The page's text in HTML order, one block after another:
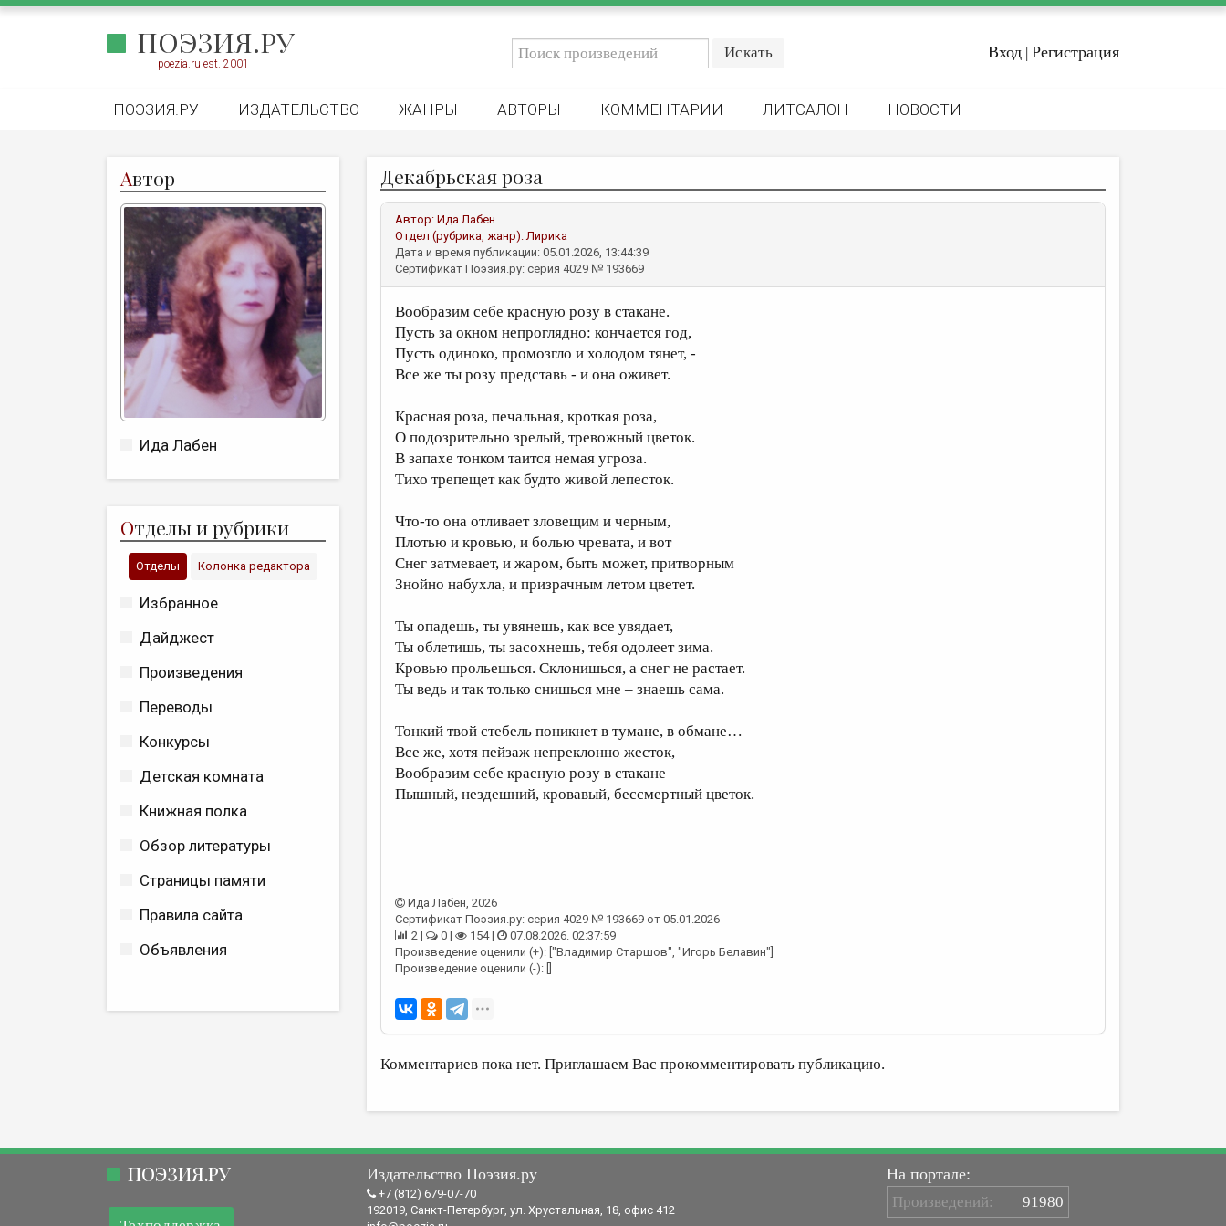
ПОЭЗИЯ.РУ
poezia.ru est. 2001
Вход | Регистрация
ПОЭЗИЯ.РУ ИЗДАТЕЛЬСТВО ЖАНРЫ АВТОРЫ КОММЕНТАРИИ ЛИТСАЛОН НОВОСТИ
Автор
Ида Лабен
Отделы и рубрики
Отделы Колонка редактора
Избранное
Дайджест
Произведения
Переводы
Конкурсы
Детская комната
Книжная полка
Обзор литературы
Страницы памяти
Правила сайта
Объявления
Декабрьская роза
Автор: Ида Лабен
Отдел (рубрика, жанр):Лирика
Дата и время публикации: 05.01.2026, 13:44:39
Сертификат Поэзия.ру: серия 4029 № 193669
Вообразим себе красную розу в стакане.
Пусть за окном непроглядно: кончается год,
Пусть одиноко, промозгло и холодом тянет, -
Все же ты розу представь - и она оживет.
Красная роза, печальная, кроткая роза,
О подозрительно зрелый, тревожный цветок.
В запахе тонком таится немая угроза.
Тихо трепещет как будто живой лепесток.
Что-то она отливает зловещим и черным,
Плотью и кровью, и болью чревата, и вот
Снег затмевает, и жаром, быть может, притворным
Знойно набухла, и призрачным летом цветет.
Ты опадешь, ты увянешь, как все увядает,
Ты облетишь, ты засохнешь, тебя одолеет зима.
Кровью прольешься. Склонишься, а снег не растает.
Ты ведь и так только снишься мне – знаешь сама.
Тонкий твой стебель поникнет в тумане, в обмане…
Все же, хотя пейзаж непреклонно жесток,
Вообразим себе красную розу в стакане –
Пышный, нездешний, кровавый, бессмертный цветок.
Ида Лабен, 2026
Сертификат Поэзия.ру: серия 4029 № 193669 от 05.01.2026
2 |
0 | 154 |
07.08.2026. 02:37:59
Произведение оценили (+): ["Владимир Старшов", "Игорь Белавин"]
Произведение оценили (-): []
Комментариев пока нет. Приглашаем Вас прокомментировать публикацию.
ПОЭЗИЯ.РУ Издательство Поэзия.ру
+7 (812) 679-07-70
192019, Санкт-Петербург, ул. Хрустальная, 18, офис 412
На портале:
Произведений: 91980